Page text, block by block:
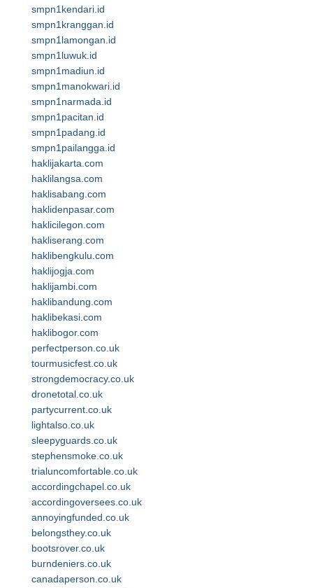
smpn1kendari.id
smpn1kranggan.id
smpn1lamongan.id
smpn1luwuk.id
smpn1madiun.id
smpn1manokwari.id
smpn1narmada.id
smpn1pacitan.id
smpn1padang.id
smpn1pailangga.id
haklijakarta.com
haklilangsa.com
haklisabang.com
haklidenpasar.com
haklicilegon.com
hakliserang.com
haklibengkulu.com
haklijogja.com
haklijambi.com
haklibandung.com
haklibekasi.com
haklibogor.com
perfectperson.co.uk
tourmusicfest.co.uk
strongdemocracy.co.uk
dronetotal.co.uk
partycurrent.co.uk
lightalso.co.uk
sleepyguards.co.uk
stephensmoke.co.uk
trialuncomfortable.co.uk
accordingchapel.co.uk
accordingoversees.co.uk
annoyingfunded.co.uk
belongsthey.co.uk
bootsrover.co.uk
burndeniers.co.uk
canadaperson.co.uk